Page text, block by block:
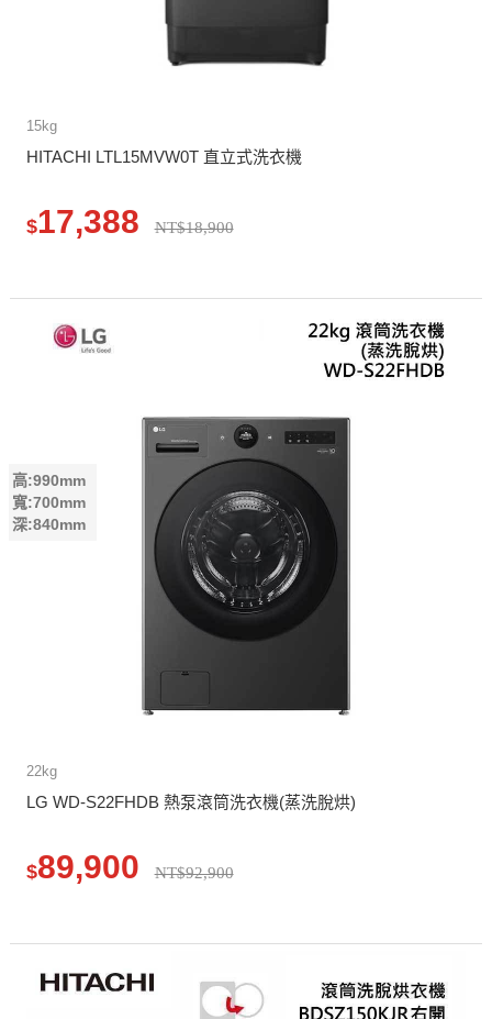
15kg
HITACHI LTL15MVW0T 直立式洗衣機
$17,388 NT$18,900
高:990mm
寬:700mm
深:840mm
22kg
LG WD-S22FHDB 熱泵滾筒洗衣機(蒸洗脫烘)
$89,900 NT$92,900